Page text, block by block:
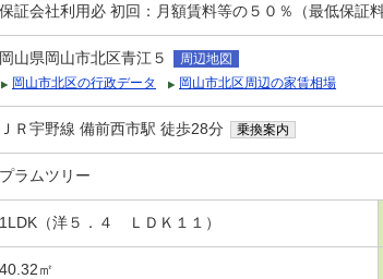
保証会社利用必 初回：月額賃料等の５０％（最低保証
岡山県岡山市北区青江５
周辺地図
岡山市北区の行政データ
岡山市北区周辺の家賃相場
ＪＲ宇野線 備前西市駅 徒歩28分 乗換案内
プラムツリー
1LDK（洋５．４ ＬＤＫ１１）
40.32㎡